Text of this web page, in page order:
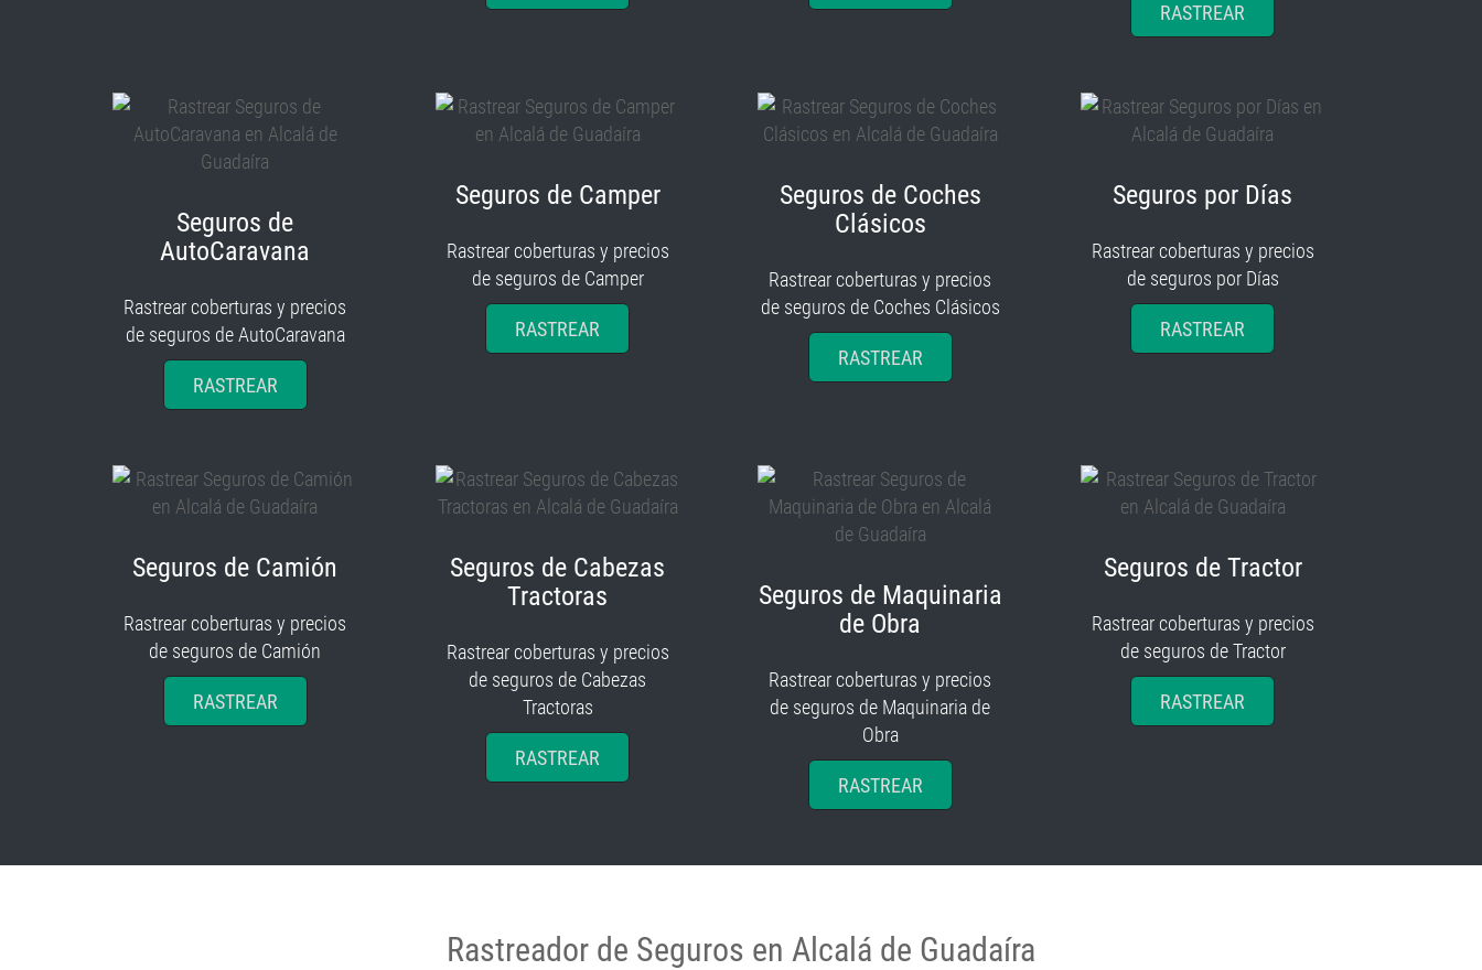
RASTREAR
Seguros de
AutoCaravana
Rastrear coberturas y precios
de seguros de AutoCaravana
RASTREAR
Seguros de Camper
Rastrear coberturas y precios
de seguros de Camper
RASTREAR
Seguros de Coches
Clásicos
Rastrear coberturas y precios
de seguros de Coches Clásicos
RASTREAR
Seguros por Días
Rastrear coberturas y precios
de seguros por Días
RASTREAR
Seguros de Camión
Rastrear coberturas y precios
de seguros de Camión
RASTREAR
Seguros de Cabezas
Tractoras
Rastrear coberturas y precios
de seguros de Cabezas
Tractoras
RASTREAR
Seguros de Maquinaria
de Obra
Rastrear coberturas y precios
de seguros de Maquinaria de
Obra
RASTREAR
Seguros de Tractor
Rastrear coberturas y precios
de seguros de Tractor
RASTREAR
Rastreador de Seguros en Alcalá de Guadaíra